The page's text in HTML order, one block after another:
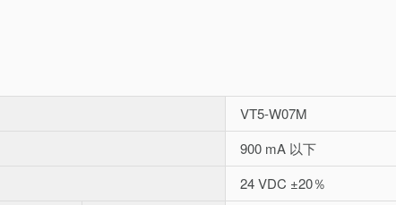
VT5-W07M
900 mA 以下
24 VDC ±20％